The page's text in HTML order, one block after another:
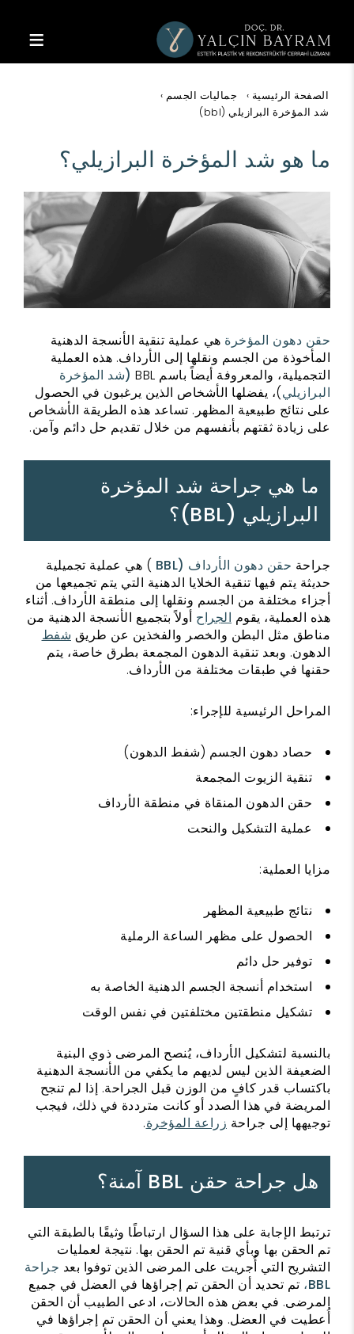
الصفحة الرئيسية
جماليات الجسم
شد المؤخرة البرازيلي (bbl)
ما هو شد المؤخرة البرازيلي؟
حقن دهون المؤخرة هي عملية تنقية الأنسجة الدهنية
المأخوذة من الجسم ونقلها إلى الأرداف. هذه العملية
التجميلية، والمعروفة أيضاً باسم BBL
(شد المؤخرة
البرازيلي)، يفضلها الأشخاص الذين يرغبون في الحصول
على نتائج طبيعية المظهر. تساعد هذه الطريقة الأشخاص
على زيادة ثقتهم بأنفسهم من خلال تقديم حل دائم وآمن.
ما هي جراحة شد المؤخرة
البرازيلي (BBL)؟
جراحة حقن دهون الأرداف (BBL
) هي عملية تجميلية
حديثة يتم فيها تنقية الخلايا الدهنية التي يتم تجميعها من
أجزاء مختلفة من الجسم ونقلها إلى منطقة الأرداف. أثناء
هذه العملية، يقوم الجراح أولاً بتجميع الأنسجة الدهنية من
مناطق مثل البطن والخصر والفخذين عن طريق شفط
الدهون. وبعد تنقية الدهون المجمعة بطرق خاصة، يتم
حقنها في طبقات مختلفة من الأرداف.
المراحل الرئيسية للإجراء:
حصاد دهون الجسم (شفط الدهون)
تنقية الزيوت المجمعة
حقن الدهون المنقاة في منطقة الأرداف
عملية التشكيل والنحت
مزايا العملية:
نتائج طبيعية المظهر
الحصول على مظهر الساعة الرملية
توفير حل دائم
استخدام أنسجة الجسم الدهنية الخاصة به
تشكيل منطقتين مختلفتين في نفس الوقت
بالنسبة لتشكيل الأرداف، يُنصح المرضى ذوي البنية
الضعيفة الذين ليس لديهم ما يكفي من الأنسجة الدهنية
باكتساب قدر كافٍ من الوزن قبل الجراحة. إذا لم تنجح
المريضة في هذا الصدد أو كانت مترددة في ذلك، فيجب
توجيهها إلى جراحة زراعة المؤخرة.
هل جراحة حقن BBL آمنة؟
ترتبط الإجابة على هذا السؤال ارتباطًا وثيقًا بالطبقة التي
تم الحقن بها وبأي قنية تم الحقن بها. نتيجة لعمليات
التشريح التي أُجريت على المرضى الذين توفوا بعد جراحة
BBL، تم تحديد أن الحقن تم إجراؤها في العضل في جميع
المرضى. في بعض هذه الحالات، ادعى الطبيب أن الحقن
أُعطيت في العضل. وهذا يعني أن الحقن تم إجراؤها في